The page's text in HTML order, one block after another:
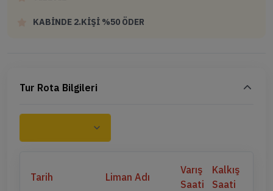
KABİNDE 2.KİŞİ %50 ÖDER
Tur Rota Bilgileri
Tarih Liman Adı
Varış
Saati
Kalkış
Saati